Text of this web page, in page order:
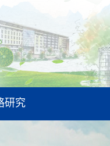
研究